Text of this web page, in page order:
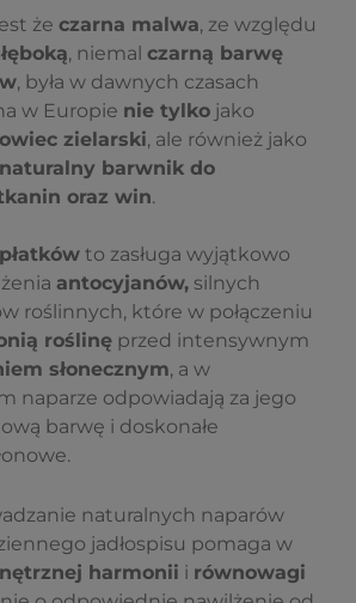
że czarna malwa, ze względu
, niemal czarną barwę
, była w dawnych czasach
w Europie nie tylko jako
zielarski, ale również jako
naturalny barwnik do
oraz win.
to zasługa wyjątkowo
antocyjanów, silnych
roślinnych, które w połączeniu
roślinę przed intensywnym
słonecznym, a w
naparze odpowiadają za jego
barwę i doskonałe
naturalnych naparów
jadłospisu pomaga w
harmonii i równowagi